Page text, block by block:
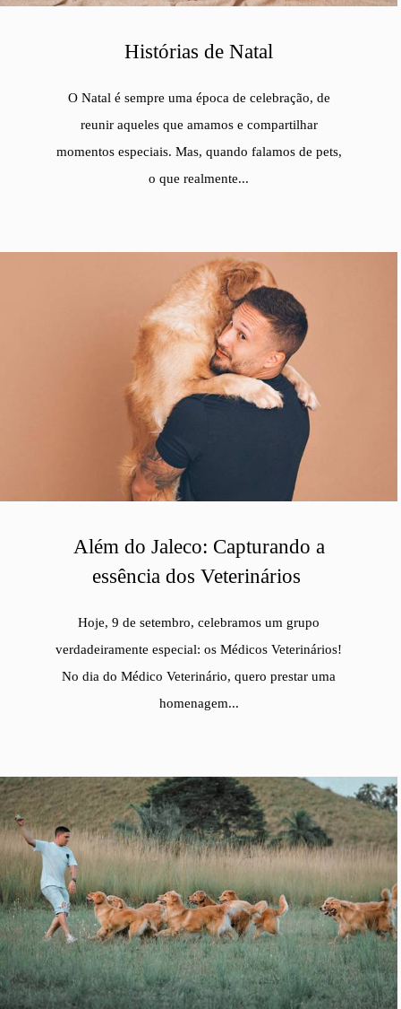
Histórias de Natal
O Natal é sempre uma época de celebração, de
reunir aqueles que amamos e compartilhar
momentos especiais. Mas, quando falamos de pets,
o que realmente...
Além do Jaleco: Capturando a
essência dos Veterinários
Hoje, 9 de setembro, celebramos um grupo
verdadeiramente especial: os Médicos Veterinários!
No dia do Médico Veterinário, quero prestar uma
homenagem...